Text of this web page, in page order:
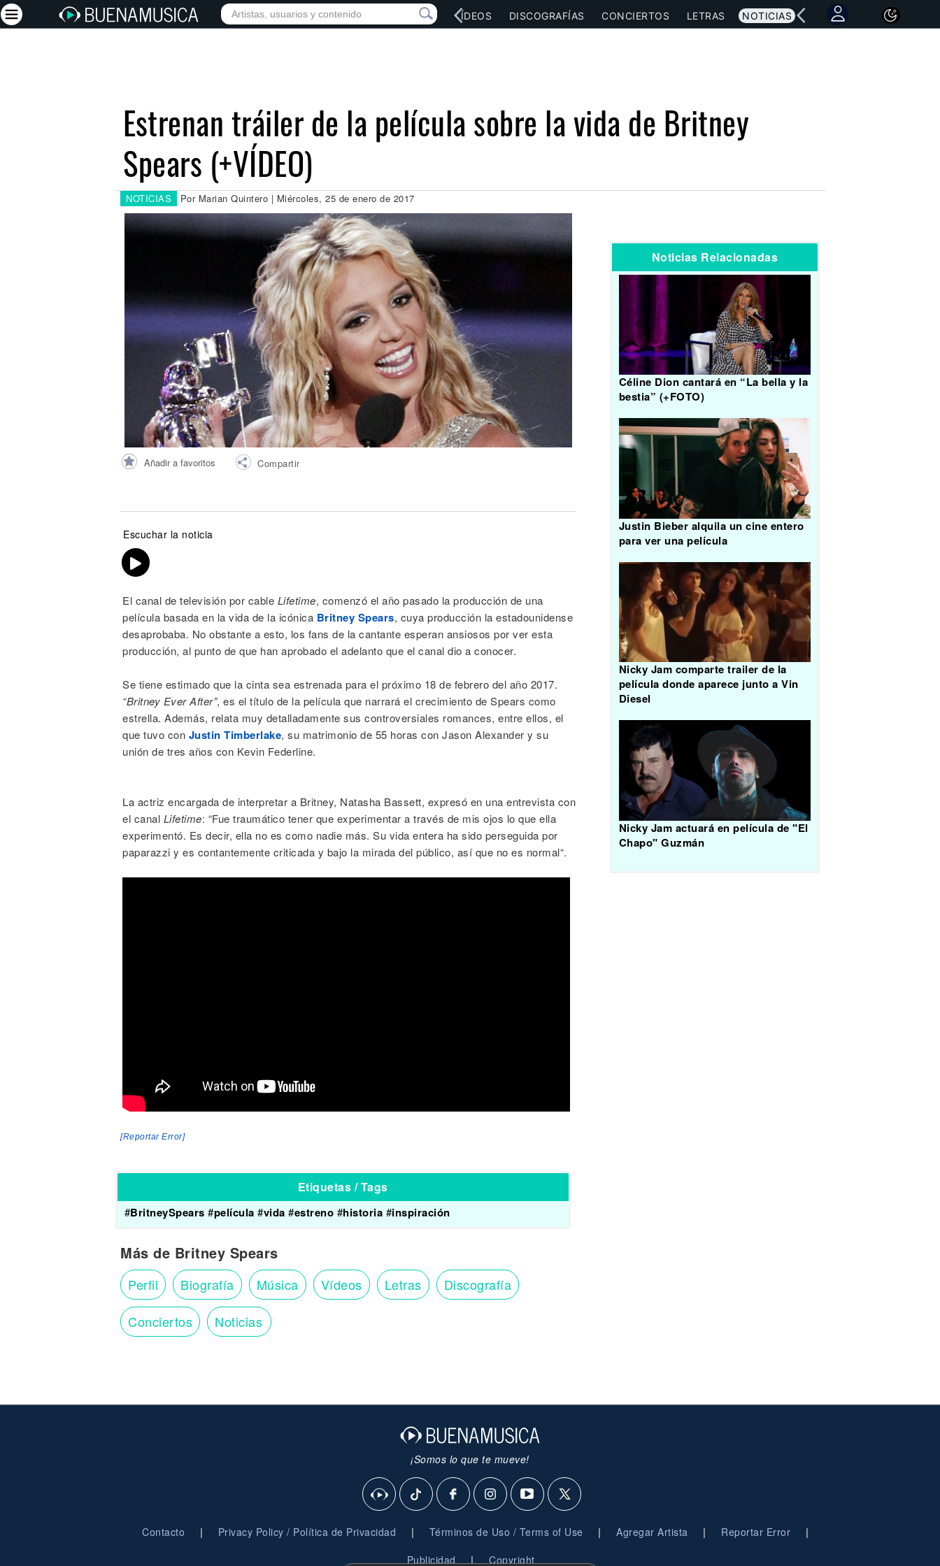
INICIO ARTISTAS RED SOCIAL MÚSICA VÍDEOS DISCOGRAFÍAS CONCIERTOS LETRAS NOTICIAS
Estrenan tráiler de la película sobre la vida de Britney
Spears (+VÍDEO)
NOTICIAS Por Marian Quintero | Miércoles, 25 de enero de 2017
Añadir a favoritos Compartir
Escuchar la noticia
El canal de televisión por cable Lifetime, comenzó el año pasado la producción de una
película basada en la vida de la icónica Britney Spears, cuya producción la estadounidense
desaprobaba. No obstante a esto, los fans de la cantante esperan ansiosos por ver esta
producción, al punto de que han aprobado el adelanto que el canal dio a conocer.
Se tiene estimado que la cinta sea estrenada para el próximo 18 de febrero del año 2017.
“Britney Ever After”, es el título de la película que narrará el crecimiento de Spears como
estrella. Además, relata muy detalladamente sus controversiales romances, entre ellos, el
que tuvo con Justin Timberlake, su matrimonio de 55 horas con Jason Alexander y su
unión de tres años con Kevin Federline.
La actriz encargada de interpretar a Britney, Natasha Bassett, expresó en una entrevista con
el canal Lifetime: “Fue traumático tener que experimentar a través de mis ojos lo que ella
experimentó. Es decir, ella no es como nadie más. Su vida entera ha sido perseguida por
paparazzi y es contantemente criticada y bajo la mirada del público, así que no es normal“.
[Reportar Error]
Etiquetas / Tags
#BritneySpears #película #vida #estreno #historia #inspiración
Más de Britney Spears
Perfil Biografía Música Vídeos Letras Discografía
Conciertos Noticias
Noticias Relacionadas
Céline Dion cantará en “La bella y la
bestia” (+FOTO)
Justin Bieber alquila un cine entero
para ver una película
Nicky Jam comparte trailer de la
película donde aparece junto a Vin
Diesel
Nicky Jam actuará en película de "El
Chapo" Guzmán
¡Somos lo que te mueve!
Contacto | Privacy Policy / Política de Privacidad | Términos de Uso / Terms of Use | Agregar Artista | Reportar Error |
Publicidad | Copyright